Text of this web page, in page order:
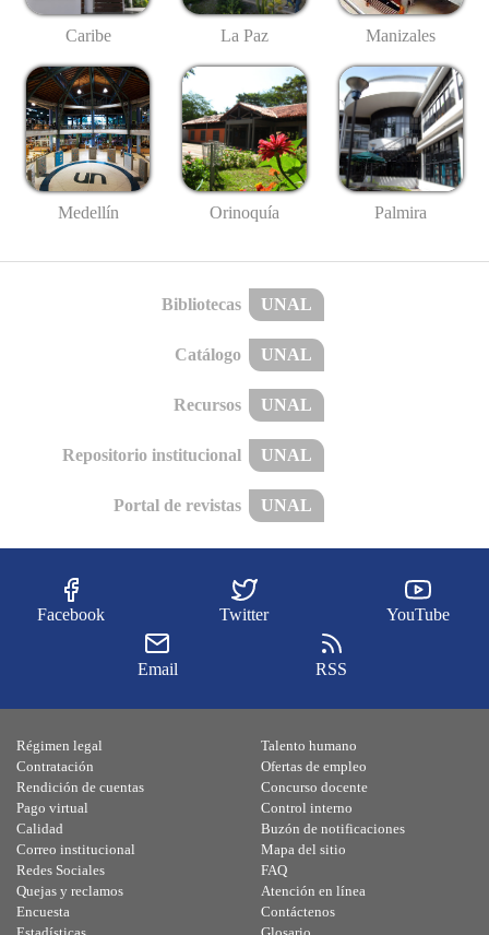
Caribe La Paz Manizales
Medellín Orinoquía Palmira
Bibliotecas UNAL
Catálogo UNAL
Recursos UNAL
Repositorio institucional UNAL
Portal de revistas UNAL
Facebook Twitter YouTube
Email RSS
Régimen legal
Contratación
Rendición de cuentas
Pago virtual
Calidad
Talento humano
Ofertas de empleo
Concurso docente
Control interno
Buzón de notificaciones
Correo institucional
Redes Sociales
Quejas y reclamos
Encuesta
Mapa del sitio
FAQ
Atención en línea
Contáctenos